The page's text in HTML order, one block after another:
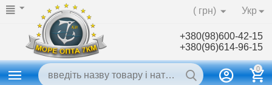
Укр
( грн)
+380(98)600-42-15
+380(96)614-96-15
0